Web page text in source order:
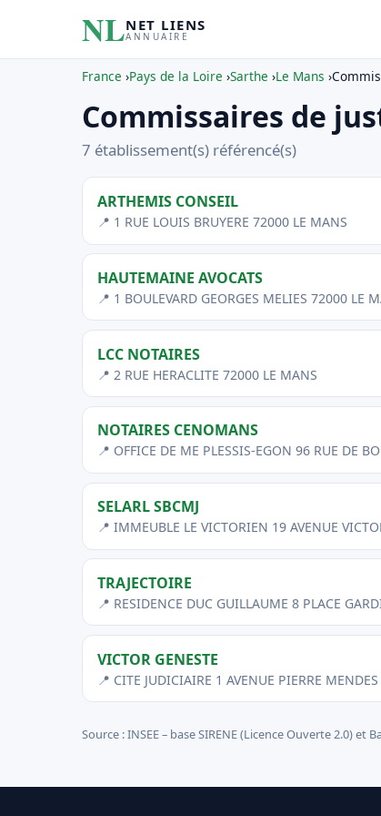
NLNET LIENS
ANNUAIRE
France ›Pays de la Loire ›Sarthe ›Le Mans ›
Commissaires de
7 établissement(s) référencé(s)
ARTHEMIS CONSEIL
📍 1 RUE LOUIS BRUYERE 72000 LE MANS
HAUTEMAINE AVOCATS
📍 1 BOULEVARD GEORGES MELIES 72000 LE
LCC NOTAIRES
📍 2 RUE HERACLITE 72000 LE MANS
NOTAIRES CENOMANS
📍 OFFICE DE ME PLESSIS-EGON 96 RUE DE
SELARL SBCMJ
📍 IMMEUBLE LE VICTORIEN 19 AVENUE
TRAJECTOIRE
📍 RESIDENCE DUC GUILLAUME 8 PLACE
VICTOR GENESTE
📍 CITE JUDICIAIRE 1 AVENUE PIERRE
Source : INSEE – base SIRENE (Licence Ouverte 2.0) et